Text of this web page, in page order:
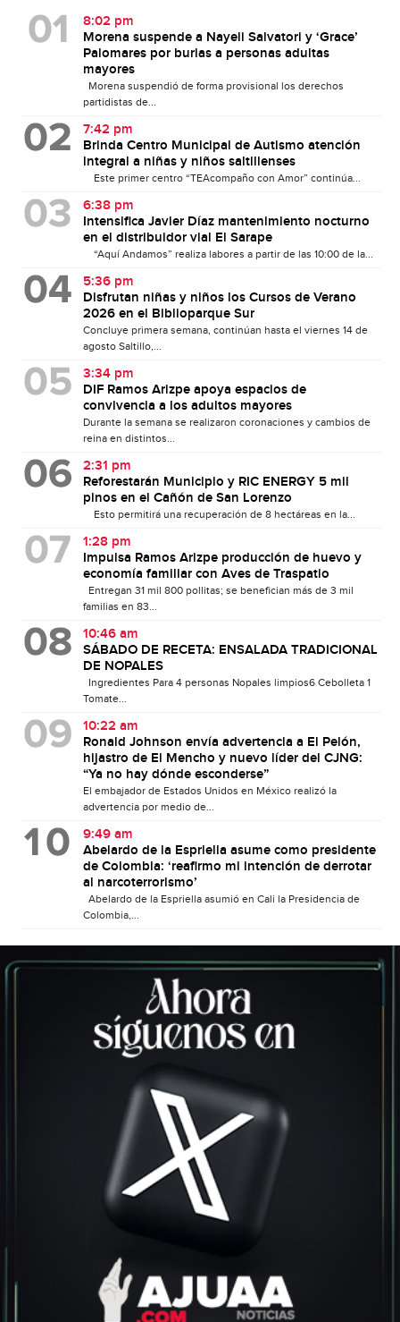
8:02 pm
Morena suspende a Nayeli Salvatori y ‘Grace’
Palomares por burlas a personas adultas
mayores
Morena suspendió de forma provisional los derechos
partidistas de...
7:42 pm
Brinda Centro Municipal de Autismo atención
integral a niñas y niños saltillenses
Este primer centro “TEAcompaño con Amor” continúa...
6:38 pm
Intensifica Javier Díaz mantenimiento nocturno
en el distribuidor vial El Sarape
“Aquí Andamos” realiza labores a partir de las 10:00 de la...
5:36 pm
Disfrutan niñas y niños los Cursos de Verano
2026 en el Biblioparque Sur
Concluye primera semana, continúan hasta el viernes 14 de
agosto Saltillo,...
3:34 pm
DIF Ramos Arizpe apoya espacios de
convivencia a los adultos mayores
Durante la semana se realizaron coronaciones y cambios de
reina en distintos...
2:31 pm
Reforestarán Municipio y RIC ENERGY 5 mil
pinos en el Cañón de San Lorenzo
Esto permitirá una recuperación de 8 hectáreas en la...
1:28 pm
Impulsa Ramos Arizpe producción de huevo y
economía familiar con Aves de Traspatio
Entregan 31 mil 800 pollitas; se benefician más de 3 mil
familias en 83...
10:46 am
SÁBADO DE RECETA: ENSALADA TRADICIONAL
DE NOPALES
Ingredientes Para 4 personas Nopales limpios6 Cebolleta 1
Tomate...
10:22 am
Ronald Johnson envía advertencia a El Pelón,
hijastro de El Mencho y nuevo líder del CJNG:
“Ya no hay dónde esconderse”
El embajador de Estados Unidos en México realizó la
advertencia por medio de...
9:49 am
Abelardo de la Espriella asume como presidente
de Colombia: ‘reafirmo mi intención de derrotar
al narcoterrorismo’
Abelardo de la Espriella asumió en Cali la Presidencia de
Colombia,...